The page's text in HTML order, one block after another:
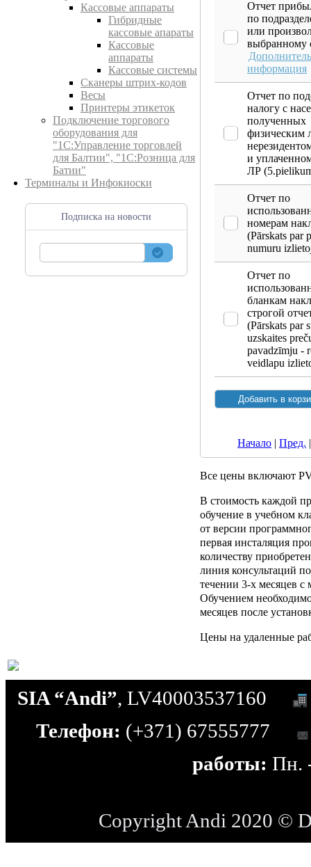
Кассовые аппараты
Гибридные
кассовые апараты
Кассовые
аппараты
Кассовые системы
Сканеры штрих-кодов
Весы
Принтеры этикеток
Подключение торгового
оборудования для
"1С:Управление торговлей
для Балтии", "1С:Розница для
Батии"
Терминалы и Инфокиоски
Подписка на новости
Отчет
по
или
выбранному
информация
Отчет по
налогу с
полученных
физическим
и
ЛР
Отчет по
номерам
(Pārskats par
numuru
Отчет по
бланкам
строгой
(Pārskats par
uzskaites
pavadzīmju -
veidlapu
Начало | Пред.
Все цены включают
В стоимость каждой
обучение в учебном
от версии
первая инсталяция
количеству
линия консультаций
течении 3-х месяцев с
Обучением
месяцев после
Цены на удаленные
SIA “Andi”, LV40003537160
Телефон: (+371) 67555777
работы: Пн.
Copyright Andi 2020 ©